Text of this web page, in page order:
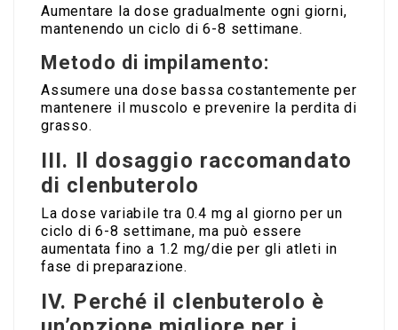
Aumentare la dose gradualmente ogni giorni,
mantenendo un ciclo di 6-8 settimane.
Metodo di impilamento:
Assumere una dose bassa costantemente per
mantenere il muscolo e prevenire la perdita di
grasso.
III. Il dosaggio raccomandato
di clenbuterolo
La dose variabile tra 0.4 mg al giorno per un
ciclo di 6-8 settimane, ma può essere
aumentata fino a 1.2 mg/die per gli atleti in
fase di preparazione.
IV. Perché il clenbuterolo è